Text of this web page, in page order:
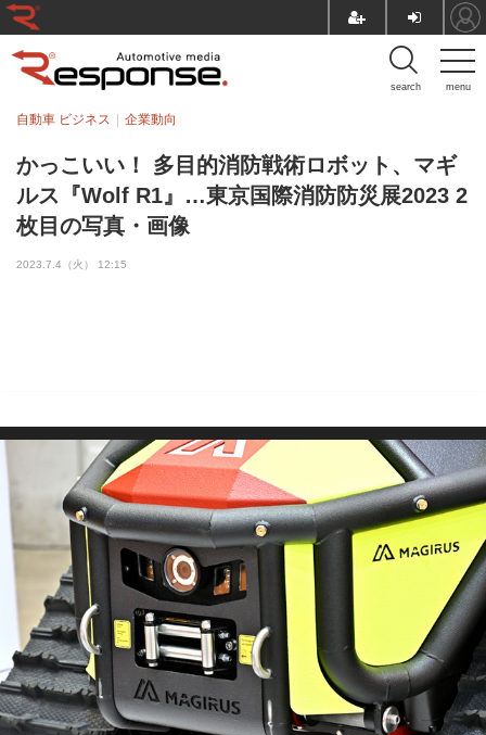
menu
search
かっこいい！ 多目的消防戦術ロボット、マギ
ルス『Wolf R1』…東京国際消防防災展2023 2
枚目の写真・画像
自動車 ビジネス 企業動向
2023.7.4（火） 12:15